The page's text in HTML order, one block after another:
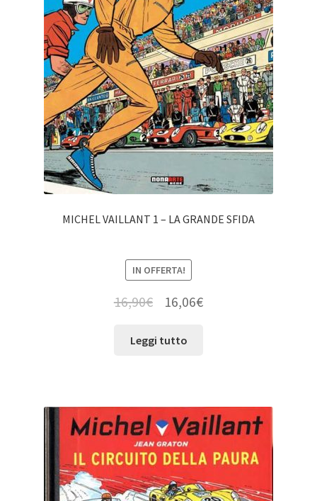
MICHEL VAILLANT 1 – LA GRANDE SFIDA
IN OFFERTA!
16,90€ 16,06€
Leggi tutto